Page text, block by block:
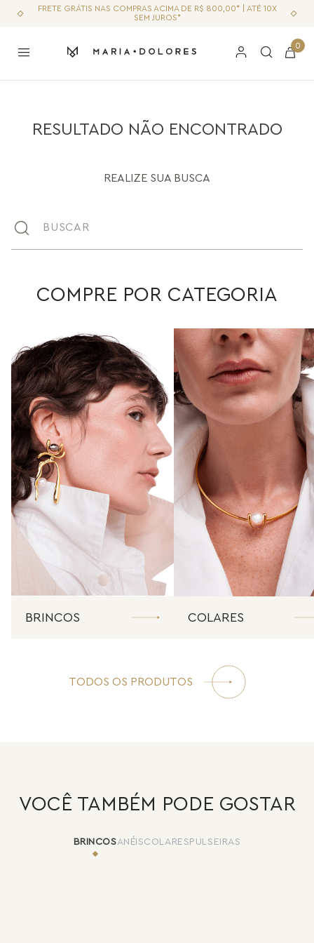
FRETE GRÁTIS NAS COMPRAS ACIMA DE R$ 800,00* | ATÉ 10X
SEM JUROS*
0
RESULTADO NÃO ENCONTRADO
REALIZE SUA BUSCA
Buscar
COMPRE POR CATEGORIA
BRINCOS COLARES
TODOS OS PRODUTOS
VOCÊ TAMBÉM PODE GOSTAR
BRINCOSANÉISCOLARES PULSEIRAS